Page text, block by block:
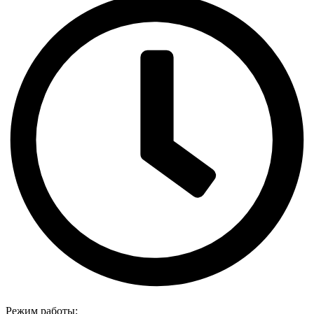
Режим работы: